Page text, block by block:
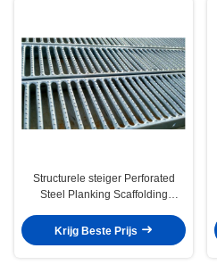
Structurele steiger Perforated
Steel Planking Scaffolding
Krijg Beste Prijs